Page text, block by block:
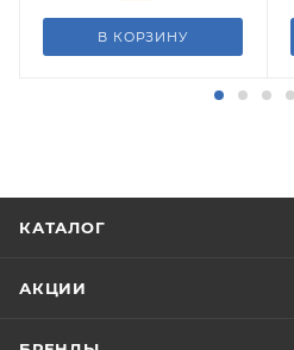
В КОРЗИНУ
КАТАЛОГ
АКЦИИ